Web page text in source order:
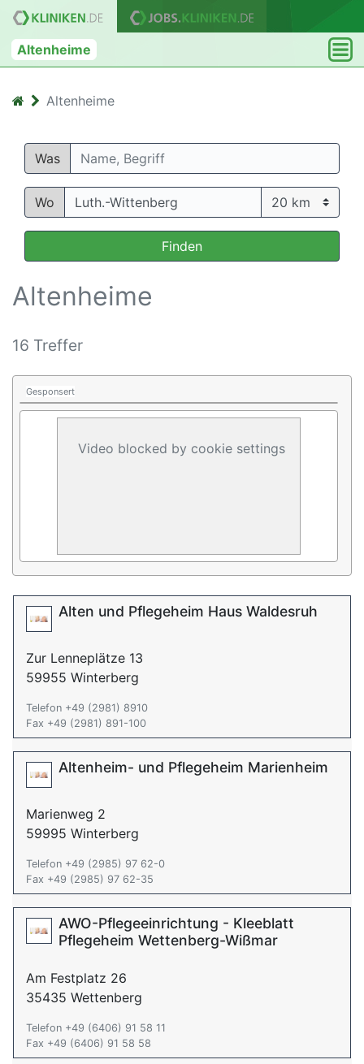
Altenheime
Altenheime
Was
Wo
Finden
Altenheime
16 Treffer
Gesponsert
Video blocked by cookie settings
Alten und Pflegeheim Haus Waldesruh
Zur Lenneplätze 13
59955 Winterberg
Telefon +49 (2981) 8910
Fax +49 (2981) 891-100
Altenheim- und Pflegeheim Marienheim
Marienweg 2
59995 Winterberg
Telefon +49 (2985) 97 62-0
Fax +49 (2985) 97 62-35
AWO-Pflegeeinrichtung - Kleeblatt
Pflegeheim Wettenberg-Wißmar
Am Festplatz 26
35435 Wettenberg
Telefon +49 (6406) 91 58 11
Fax +49 (6406) 91 58 58